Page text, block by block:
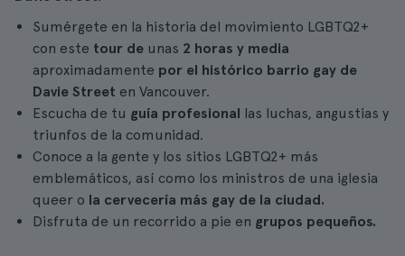
Sumérgete en la historia del movimiento LGBTQ2+
con este tour de unas 2 horas y media
aproximadamente por el histórico barrio gay de
Davie Street en Vancouver.
Escucha de tu guía profesional las luchas, angustias y
triunfos de la comunidad.
Conoce a la gente y los sitios LGBTQ2+ más
emblemáticos, así como los ministros de una iglesia
queer o la cervecería más gay de la ciudad.
Disfruta de un recorrido a pie en grupos pequeños.